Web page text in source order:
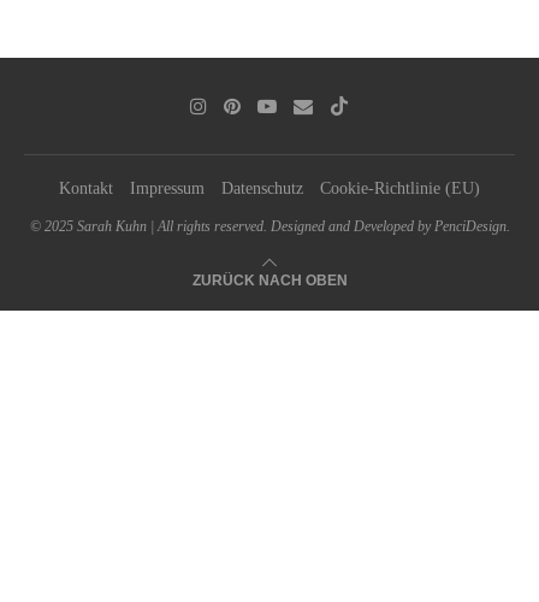
Kontakt Impressum Datenschutz Cookie-Richtlinie (EU)
© 2025 Sarah Kuhn | All rights reserved. Designed and Developed by PenciDesign.
ZURÜCK NACH OBEN